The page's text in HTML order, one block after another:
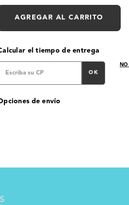
AGREGAR AL CARRITO
el tiempo de entrega
OK
NO
de envío